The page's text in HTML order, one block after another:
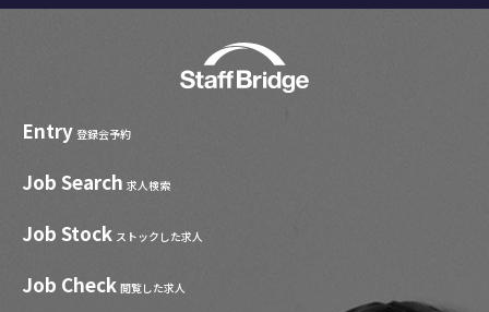
Entry 登録会予約
Job Search 求人検索
Job Stock ストックした求人
Job Check 閲覧した求人